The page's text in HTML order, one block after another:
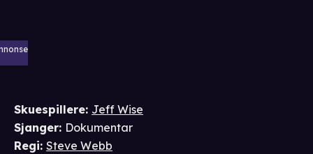
Skuespillere: Jeff Wise
Sjanger: Dokumentar
Regi: Steve Webb